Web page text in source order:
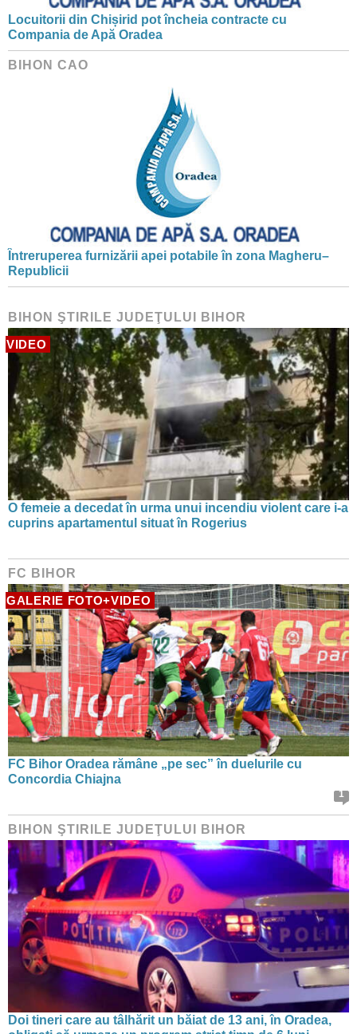
Locuitorii din Chișirid pot încheia contracte cu
Compania de Apă Oradea
BIHON CAO
Întreruperea furnizării apei potabile în zona Magheru–
Republicii
BIHON ŞTIRILE JUDEŢULUI BIHOR
VIDEO
O femeie a decedat în urma unui incendiu violent care i-a
cuprins apartamentul situat în Rogerius
FC BIHOR
GALERIE FOTO+VIDEO
FC Bihor Oradea rămâne „pe sec” în duelurile cu
Concordia Chiajna
1
BIHON ŞTIRILE JUDEŢULUI BIHOR
Doi tineri care au tâlhărit un băiat de 13 ani, în Oradea,